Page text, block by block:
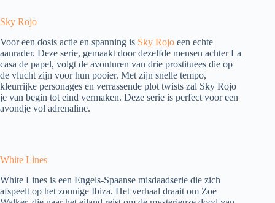
Sky Rojo
Voor een dosis actie en spanning is Sky Rojo een echte
aanrader. Deze serie, gemaakt door dezelfde mensen achter La
casa de papel, volgt de avonturen van drie prostituees die op
de vlucht zijn voor hun pooier. Met zijn snelle tempo,
kleurrijke personages en verrassende plot twists zal Sky Rojo
je van begin tot eind vermaken. Deze serie is perfect voor een
avondje vol adrenaline.
White Lines
White Lines is een Engels-Spaanse misdaadserie die zich
afspeelt op het zonnige Ibiza. Het verhaal draait om Zoe